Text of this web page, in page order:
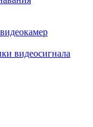
видеосигнала